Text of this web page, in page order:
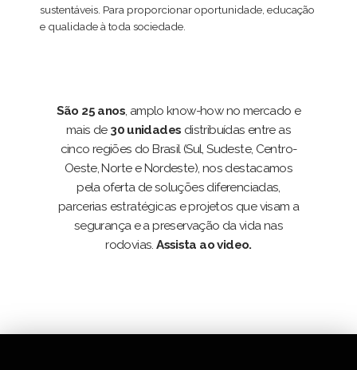
sustentáveis. Para proporcionar oportunidade, educação
e qualidade à toda sociedade.
São 25 anos, amplo know-how no mercado e
mais de 30 unidades distribuídas entre as
cinco regiões do Brasil (Sul, Sudeste, Centro-
Oeste, Norte e Nordeste), nos destacamos
pela oferta de soluções diferenciadas,
parcerias estratégicas e projetos que visam a
segurança e a preservação da vida nas
rodovias.Assista ao video.